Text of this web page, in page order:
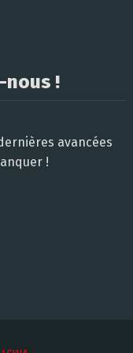
nous !
avancées
!